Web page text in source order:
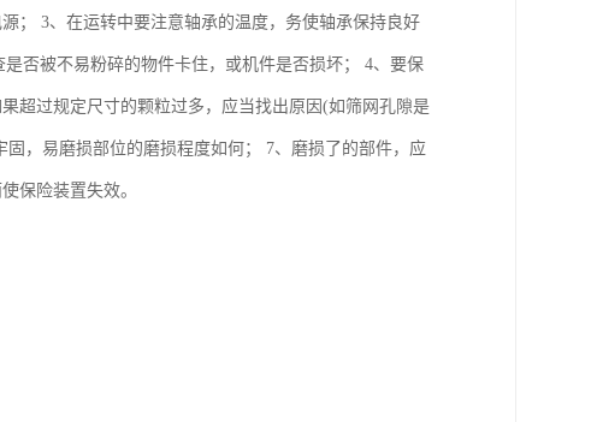
； 3、在运转中要注意轴承的温度，务使轴承保持良好
否被不易粉碎的物件卡住，或机件是否损坏； 4、要保
超过规定尺寸的颗粒过多，应当找出原因(如筛网孔隙是
，易磨损部位的磨损程度如何； 7、磨损了的部件，应
保险装置失效。